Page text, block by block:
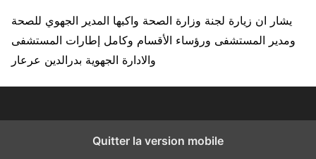
يشار ان زيارة لجنة وزارة الصحة واكبها المدير الجهوي للصحة
ومدير المستشفى ورؤساء الأقسام وكامل إطارات المستشفى
والادارة الجهوية بدرالدين عرعار
Quitter la version mobile